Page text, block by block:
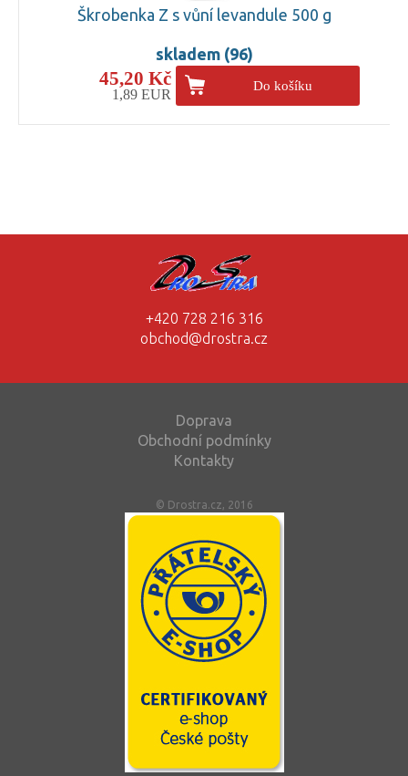
Škrobenka Z s vůní levandule 500 g
skladem (96)
45,20 Kč
1,89 EUR
Do košíku
+420 728 216 316
obchod@drostra.cz
Doprava
Obchodní podmínky
Kontakty
© Drostra.cz, 2016